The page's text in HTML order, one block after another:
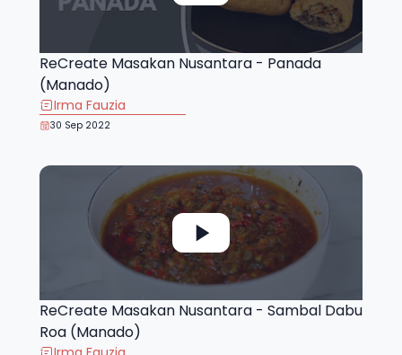
ReCreate Masakan Nusantara - Panada
(Manado)
Irma Fauzia
30 Sep 2022
ReCreate Masakan Nusantara - Sambal Dabu
Roa (Manado)